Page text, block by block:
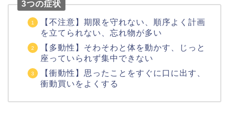
3つの症状
【不注意】期限を守れない、順序よく計画
を立てられない、忘れ物が多い
【多動性】そわそわと体を動かす、じっと
座っていられず集中できない
【衝動性】思ったことをすぐに口に出す、
衝動買いをよくする